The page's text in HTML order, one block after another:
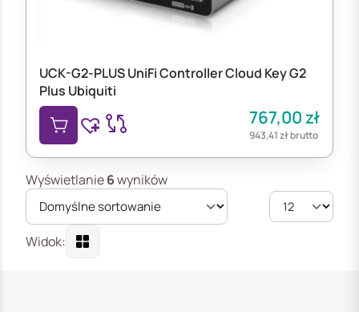
UCK-G2-PLUS UniFi Controller Cloud Key G2
Plus Ubiquiti
767,00zł
943,41złbrutto
Wyświetlanie6wyników
Widok: